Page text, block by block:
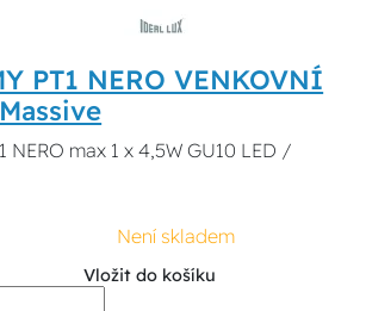
PT1 NERO VENKOVNÍ
NERO max 1 x 4,5W GU10 LED /
Není skladem
Vložit do košíku